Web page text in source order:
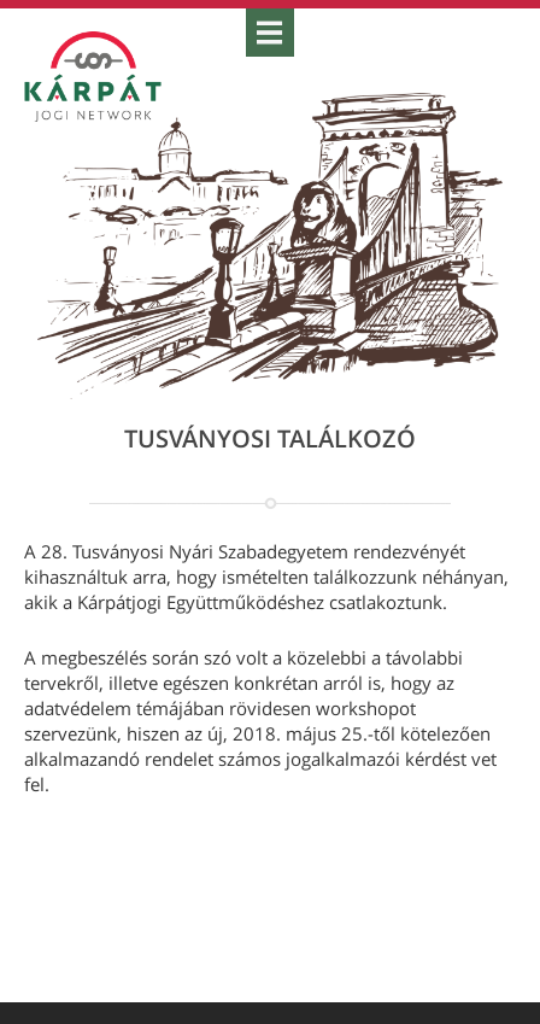
TUSVÁNYOSI TALÁLKOZÓ
A 28. Tusványosi Nyári Szabadegyetem rendezvényét
kihasználtuk arra, hogy ismételten találkozzunk néhányan,
akik a Kárpátjogi Együttműködéshez csatlakoztunk.
A megbeszélés során szó volt a közelebbi a távolabbi
tervekről, illetve egészen konkrétan arról is, hogy az
adatvédelem témájában rövidesen workshopot
szervezünk, hiszen az új, 2018. május 25.-től kötelezően
alkalmazandó rendelet számos jogalkalmazói kérdést vet
fel.